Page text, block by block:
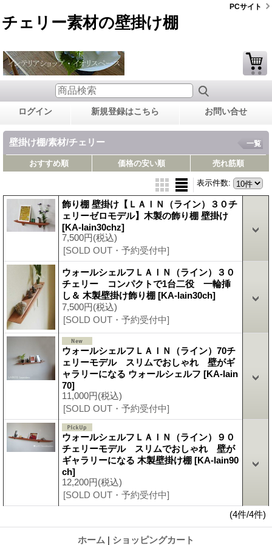
チェリー素材の壁掛け棚
PCサイト
ログイン 新規登録はこちら お問い合せ
壁掛け棚/素材/チェリー 一覧
おすすめ順 価格の安い順 売れ筋順
表示件数:
飾り棚 壁掛け【ＬＡＩＮ（ライン）３０チ
ェリーゼロモデル】木製の飾り棚 壁掛け
[KA-lain30chz]
7,500円(税込)
[SOLD OUT・予約受付中]
ウォールシェルフＬＡＩＮ（ライン）３０
チェリー コンパクトで1台二役 一輪挿
し＆ 木製壁掛け飾り棚 [KA-lain30ch]
7,500円(税込)
[SOLD OUT・予約受付中]
ウォールシェルフＬＡＩＮ（ライン）70チ
ェリーモデル スリムでおしゃれ 壁がギ
ャラリーになる ウォールシェルフ [KA-lain
70]
11,000円(税込)
[SOLD OUT・予約受付中]
ウォールシェルフＬＡＩＮ（ライン）９０
チェリーモデル スリムでおしゃれ 壁が
ギャラリーになる 木製壁掛け棚 [KA-lain90
ch]
12,200円(税込)
[SOLD OUT・予約受付中]
(4件/4件)
ホーム | ショッピングカート